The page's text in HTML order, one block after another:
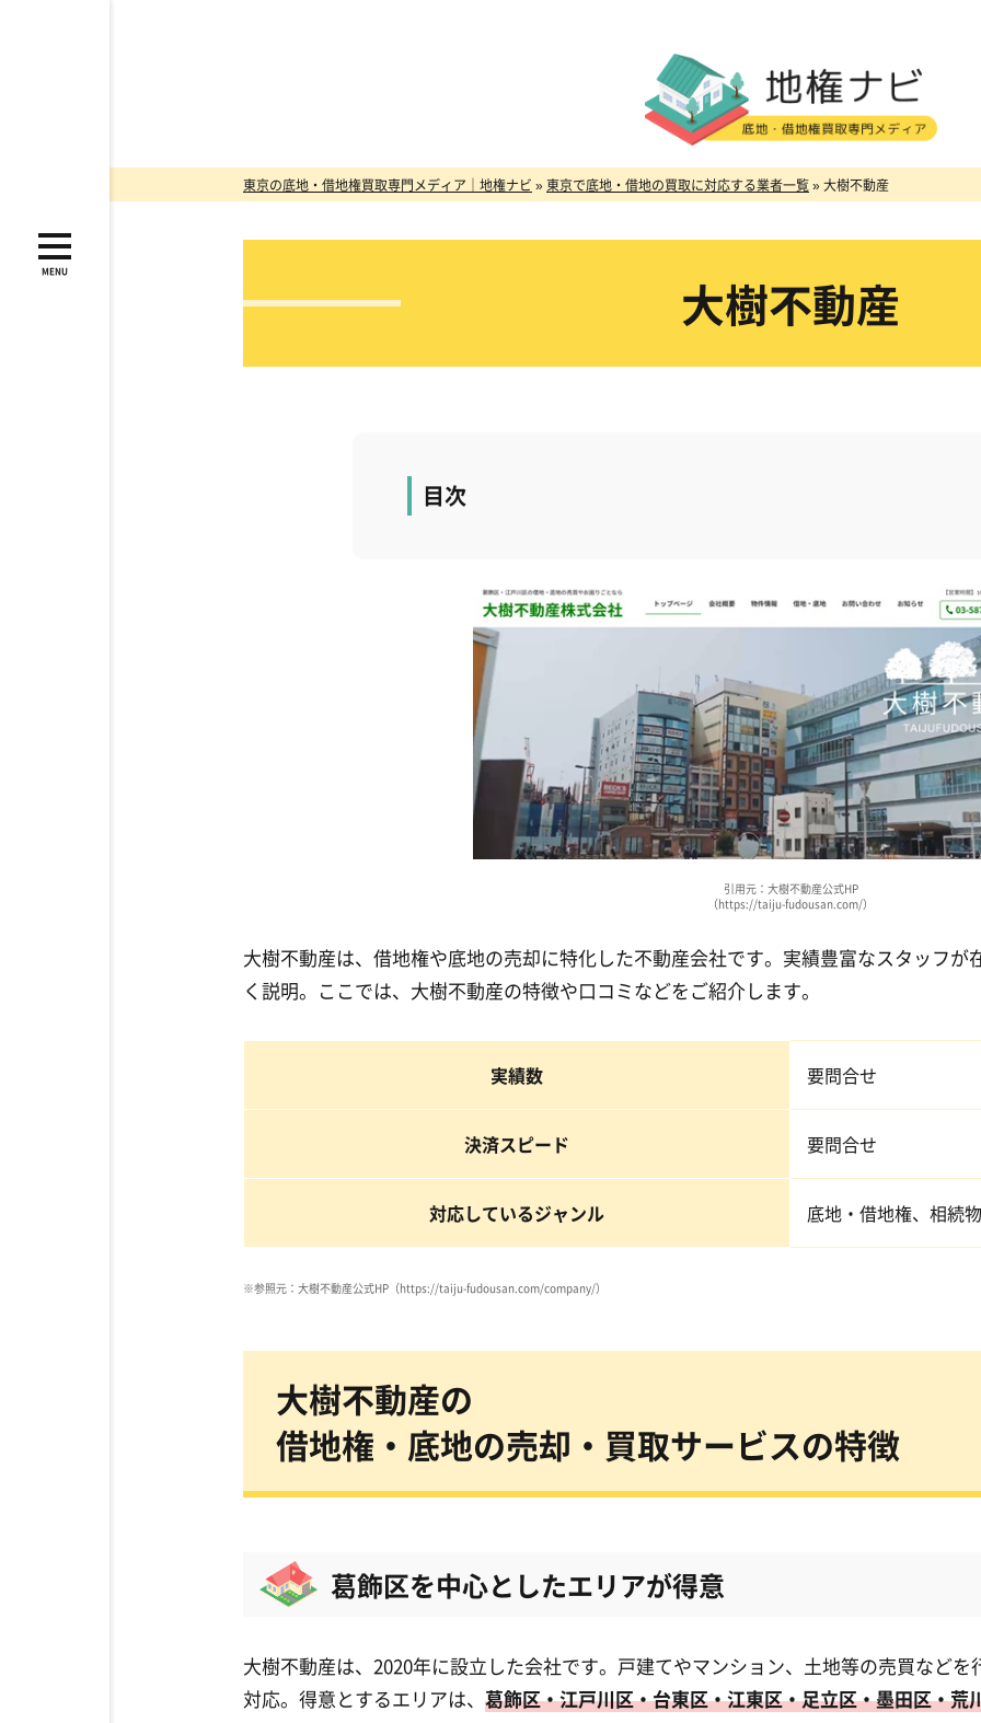
MENU
東京の底地・借地権買取専門メディア｜地権ナビ »東京で底地・借地の買取に対応する業者一覧»大樹不動産
大樹不動産
目次
引用元：大樹不動産公式HP
（https://taiju-fudousan.com/）
大樹不動産は、借地権や底地の売却に特化した不動産会社です。実績豊富なスタッフ
く説明。ここでは、大樹不動産の特徴や口コミなどをご紹介します。
実績数 要問合せ
決済スピード 要問合せ
対応しているジャンル 底地・借地権、相続
※参照元：大樹不動産公式HP（https://taiju-fudousan.com/company/）
大樹不動産の
借地権・底地の売却・買取サービスの特徴
葛飾区を中心としたエリアが得意
大樹不動産は、2020年に設立した会社です。戸建てやマンション、土地等の売買など
対応。得意とするエリアは、 葛飾区・江戸川区・台東区・江東区・足立区・墨田区・荒